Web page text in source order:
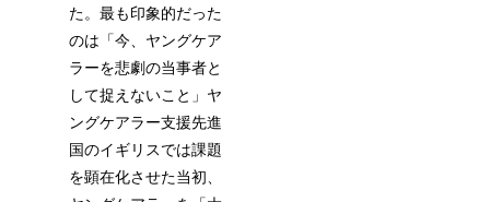
た。最も印象的だった
のは「今、ヤングケア
ラーを悲劇の当事者と
して捉えないこと」ヤ
ングケアラー支援先進
国のイギリスでは課題
を顕在化させた当初、